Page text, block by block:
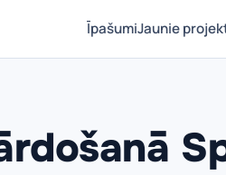
ĪpašumiJaunie